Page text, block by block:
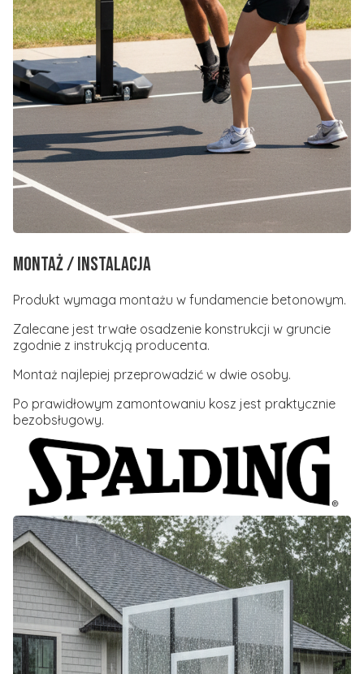
Montaż / Instalacja
Produkt wymaga montażu w fundamencie betonowym.
Zalecane jest trwałe osadzenie konstrukcji w gruncie
zgodnie z instrukcją producenta.
Montaż najlepiej przeprowadzić w dwie osoby.
Po prawidłowym zamontowaniu kosz jest praktycznie
bezobsługowy.